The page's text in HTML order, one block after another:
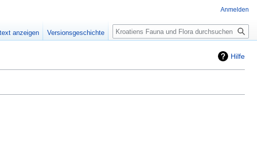
Hilfe
Anmelden
anzeigen Versionsgeschichte Suche